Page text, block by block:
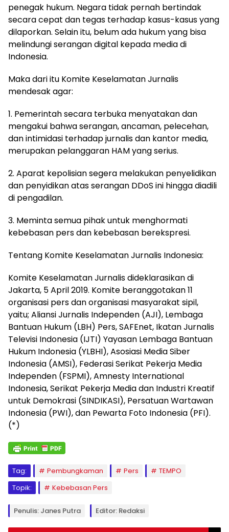
penegak hukum. Negara tidak pernah bertindak
secara cepat dan tegas terhadap kasus-kasus yang
dilaporkan. Selain itu, belum ada hukum yang bisa
melindungi serangan digital kepada media di
Indonesia.
Maka dari itu Komite Keselamatan Jurnalis
mendesak agar:
1. Pemerintah secara terbuka menyatakan dan
mengakui bahwa serangan, ancaman, pelecehan,
dan intimidasi terhadap jurnalis dan kantor media,
merupakan pelanggaran HAM yang serius.
2. Aparat kepolisian segera melakukan penyelidikan
dan penyidikan atas serangan DDoS ini hingga diadili
di pengadilan.
3. Meminta semua pihak untuk menghormati
kebebasan pers dan kebebasan berekspresi.
Tentang Komite Keselamatan Jurnalis Indonesia:
Komite Keselamatan Jurnalis dideklarasikan di
Jakarta, 5 April 2019. Komite beranggotakan 11
organisasi pers dan organisasi masyarakat sipil,
yaitu; Aliansi Jurnalis Independen (AJI), Lembaga
Bantuan Hukum (LBH) Pers, SAFEnet, Ikatan Jurnalis
Televisi Indonesia (IJTI) Yayasan Lembaga Bantuan
Hukum Indonesia (YLBHI), Asosiasi Media Siber
Indonesia (AMSI), Federasi Serikat Pekerja Media
Independen (FSPMI), Amnesty International
Indonesia, Serikat Pekerja Media dan Industri Kreatif
untuk Demokrasi (SINDIKASI), Persatuan Wartawan
Indonesia (PWI), dan Pewarta Foto Indonesia (PFI).
(*)
Tag: Pembungkaman Pers
TEMPO
Topik:
Kebebasan Pers
Penulis: Janes Putra Editor: Redaksi